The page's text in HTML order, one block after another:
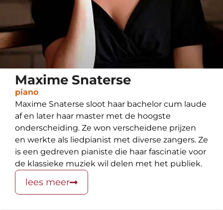
Maxime Snaterse
piano
Maxime Snaterse sloot haar bachelor cum laude
af en later haar master met de hoogste
onderscheiding. Ze won verscheidene prijzen
en werkte als liedpianist met diverse zangers. Ze
is een gedreven pianiste die haar fascinatie voor
de klassieke muziek wil delen met het publiek.
lees meer